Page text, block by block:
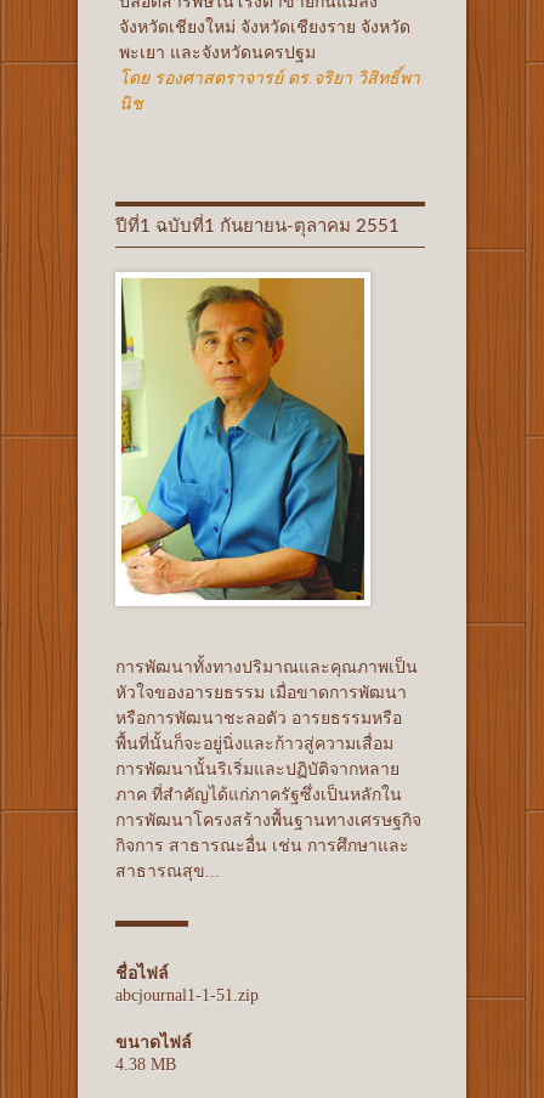
จังหวัดเชียงใหม่ จังหวัดเชียงราย จังหวัด
พะเยา และจังหวัดนครปฐม
โดย รองศาสตราจารย์ ดร.จริยา วิสิทธิ์พา
นิช
ปีที่1 ฉบับที่1 กันยายน-ตุลาคม 2551
การพัฒนาทั้งทางปริมาณและคุณภาพเป็น
หัวใจของอารยธรรม เมื่อขาดการพัฒนา
หรือการพัฒนาชะลอตัว อารยธรรมหรือ
พื้นที่นั้นก็จะอยู่นิ่งและก้าวสู่ความเสื่อม
การพัฒนานั้นริเริ่มและปฏิบัติจากหลาย
ภาค ที่สำคัญได้แก่ภาครัฐซึ่งเป็นหลักใน
การพัฒนาโครงสร้างพื้นฐานทางเศรษฐกิจ
กิจการ สาธารณะอื่น เช่น การศึกษาและ
สาธารณสุข...
ชื่อไฟล์
abcjournal1-1-51.zip
ขนาดไฟล์
4.38 MB